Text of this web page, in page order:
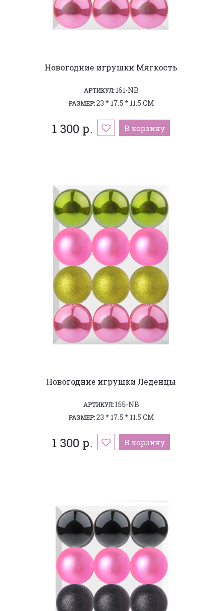
Новогодние игрушки Мягкость
АРТИКУЛ:161-NB
РАЗМЕР:23 * 17.5 * 11.5 СМ
1 300 р. В корзину
Новогодние игрушки Леденцы
АРТИКУЛ:155-NB
РАЗМЕР:23 * 17.5 * 11.5 СМ
1 300 р. В корзину